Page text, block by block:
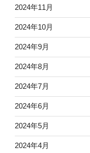
2024年11月
2024年10月
2024年9月
2024年8月
2024年7月
2024年6月
2024年5月
2024年4月